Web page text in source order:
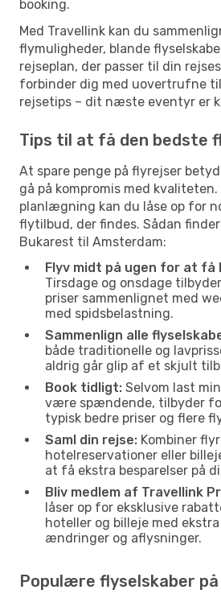
booking.
Med Travellink kan du
flymuligheder, blande
rejseplan, der passer til din
forbinder dig med uovertrufne
rejsetips – dit næste eventyr er
Tips til at få den bedste
At spare penge på flyrejser
gå på kompromis med
planlægning kan du låse op for
flytilbud, der findes. Sådan
Bukarest til Amsterdam:
Flyv midt på ugen for at få
Tirsdage og onsdage
priser sammenlignet med
med spidsbelastning.
Sammenlign alle
både traditionelle og
aldrig går glip af et skjult
Book tidligt: Selvom last
være spændende, tilbyder
typisk bedre priser og flere
Saml din rejse: Kombiner
hotelreservationer eller
at få ekstra besparelser på
Bliv medlem af Travellink
låser op for eksklusive
hoteller og billeje med
ændringer og aflysninger.
Populære flyselskaber